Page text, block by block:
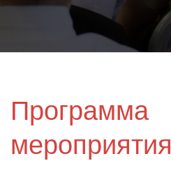
Программа
мероприятия